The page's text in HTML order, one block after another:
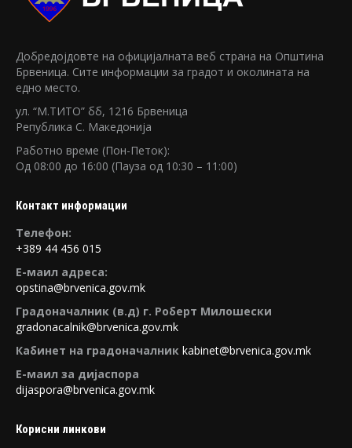
Добредојдовте на официјалната веб страна на Општина
Брвеница. Сите информации за градот и околината на
едно место.
ул. “М.TИTO” бб, 1216 Брвеница
Република C. Македонија
Работно време (Пон-Петок):
Oд 08:00 до 16:00 (Пауза од 10:30 – 11:00)
Контакт информации
Tелефон:
+389 44 456 015
E-маил адреса:
opstina@brvenica.gov.mk
Градоначалник (в.д) г. Роберт Милошески
gradonacalnik@brvenica.gov.mk
Кабинет на градоначалник kabinet@brvenica.gov.mk
Е-маил за дијаспора
dijaspora@brvenica.gov.mk
Корисни линкови